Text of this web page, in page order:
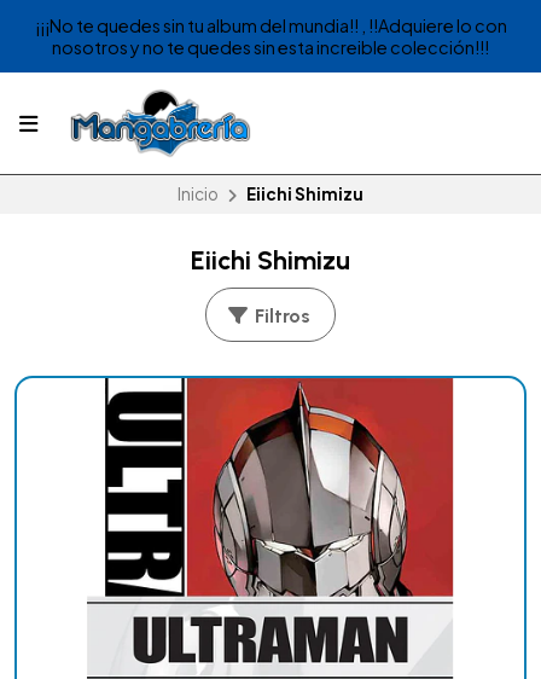
¡¡¡No te quedes sin tu album del mundia!! , !!Adquiere lo con
nosotros y no te quedes sin esta increible colección!!!
Inicio Eiichi Shimizu
Eiichi Shimizu
Filtros